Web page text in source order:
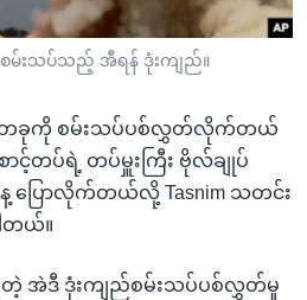
မ်းသပ်သည့် အီရန် ဒုံးကျည်။
တခုကို စမ်းသပ်ပစ်လွှတ်လိုက်တယ်
င့်တပ်ရဲ့ တပ်မှူးကြီး ဗိုလ်ချုပ်
ေ့ ပြောလိုက်တယ်လို့ Tasnim သတင်း
တယ်။
အဲဒီ ဒုံးကျည်စမ်းသပ်ပစ်လွှတ်မှု